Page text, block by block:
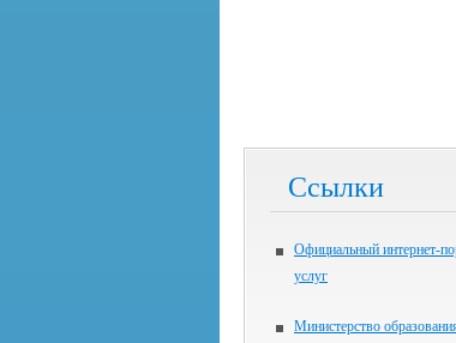
Ссылки
Официальный интернет-
услуг
Министерство